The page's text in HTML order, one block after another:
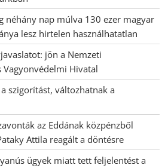
néhány nap múlva 130 ezer magyar
lesz hirtelen használhatatlan
jön a Nemzeti
Vagyonvédelmi Hivatal
szigorítást, változhatnak a
az Eddának közpénzből
Attila reagált a döntésre
ügyek miatt tett feljelentést a